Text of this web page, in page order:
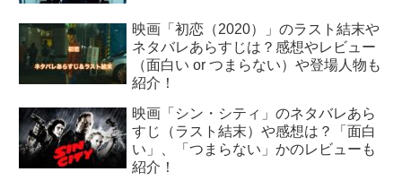
映画「初恋（2020）」のラスト結末や
ネタバレあらすじは？感想やレビュー
（面白い or つまらない）や登場人物も
紹介！
映画「シン・シティ」のネタバレあら
すじ（ラスト結末）や感想は？「面白
い」、「つまらない」かのレビューも
紹介！